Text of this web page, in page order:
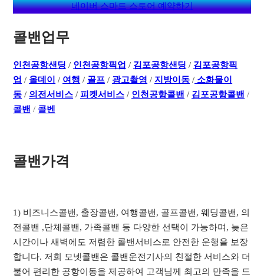
네이버 스마트 스토어 예약하기
콜밴업무
인천공항샌딩 / 인천공항픽업 / 김포공항샌딩 / 김포공항픽
업 / 올데이 / 여행 / 골프 / 광고촬영 /지방이동 /소화물이
동 / 의전서비스 /피켓서비스 / 인천공항콜밴 / 김포공항콜밴 /
콜밴 / 콜벤
콜밴가격
1) 비즈니스콜밴, 출장콜밴, 여행콜밴, 골프콜밴, 웨딩콜밴, 의
전콜밴 ,단체콜밴, 가족콜밴 등 다양한 선택이 가능하며, 늦은
시간이나 새벽에도 저렴한 콜밴서비스로 안전한 운행을 보장
합니다. 저희 모넷콜밴은 콜밴운전기사의 친절한 서비스와 더
불어 편리한 공항이동을 제공하여 고객님께 최고의 만족을 드